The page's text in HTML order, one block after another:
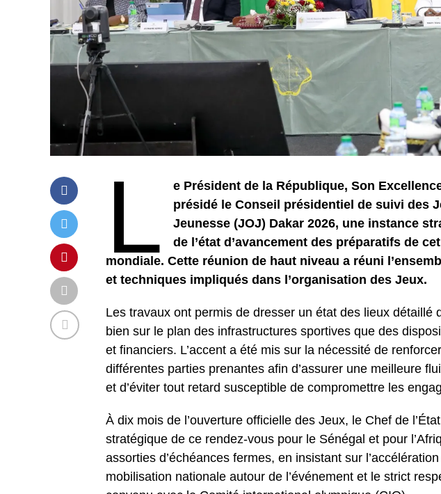
L
e Président de la République, Son
présidé le Conseil présidentiel de suivi des
Jeunesse (JOJ) Dakar 2026, une instance
de l’état d’avancement des préparatifs de
mondiale. Cette réunion de haut niveau a réuni
et techniques impliqués dans l’organisation des Jeux.
Les travaux ont permis de dresser un état des lieux détaillé
bien sur le plan des infrastructures sportives que des
et financiers. L’accent a été mis sur la nécessité de
différentes parties prenantes afin d’assurer une meilleure
et d’éviter tout retard susceptible de compromettre les
À dix mois de l’ouverture officielle des Jeux, le Chef de
stratégique de ce rendez-vous pour le Sénégal et pour
assorties d’échéances fermes, en insistant sur
mobilisation nationale autour de l’événement et le strict